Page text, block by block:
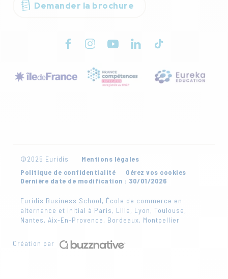
Demander la brochure
©2025 Euridis
Mentions légales
Politique de confidentialité
Gérez vos cookies
Dernière date de modification : 30/01/2026
Euridis Business School, École de commerce en
alternance et initial à Paris, Lille, Lyon, Toulouse,
Nantes, Aix-En-Provence, Bordeaux, Montpellier
Création par